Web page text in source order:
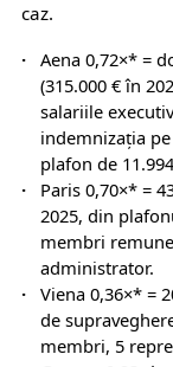
caz.
Aena 0,72×* =
(315.000 € în
salariile
indemnizația
plafon de
Paris 0,70×* =
2025, din
membri
administrator.
Viena 0,36×* =
de
membri, 5